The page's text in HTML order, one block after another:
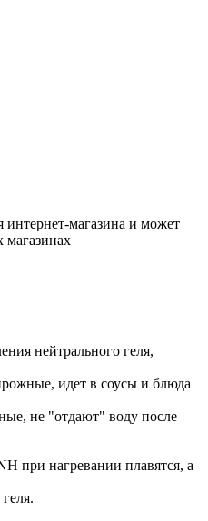
интернет-магазина и может
магазинах
нейтрального геля,
идет в соусы и блюда
не "отдают" воду после
при нагревании плавятся, а